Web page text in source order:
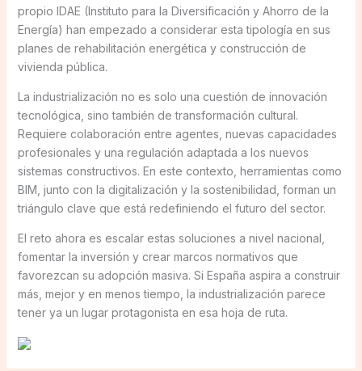
propio IDAE (Instituto para la Diversificación y Ahorro de la
Energía) han empezado a considerar esta tipología en sus
planes de rehabilitación energética y construcción de
vivienda pública.
La industrialización no es solo una cuestión de innovación
tecnológica, sino también de transformación cultural.
Requiere colaboración entre agentes, nuevas capacidades
profesionales y una regulación adaptada a los nuevos
sistemas constructivos. En este contexto, herramientas como
BIM, junto con la digitalización y la sostenibilidad, forman un
triángulo clave que está redefiniendo el futuro del sector.
El reto ahora es escalar estas soluciones a nivel nacional,
fomentar la inversión y crear marcos normativos que
favorezcan su adopción masiva. Si España aspira a construir
más, mejor y en menos tiempo, la industrialización parece
tener ya un lugar protagonista en esa hoja de ruta.